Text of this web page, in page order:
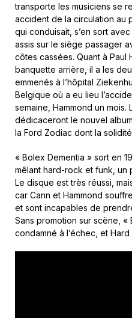
transporte les musiciens se
accident de la circulation au
qui conduisait, s’en sort
assis sur le siège passager
côtes cassées. Quant à Paul
banquette arrière, il a les
emmenés à l’hôpital
Belgique où a eu lieu
semaine, Hammond un mois.
dédicaceront le nouvel
la Ford Zodiac dont la
« Bolex Dementia » sort en
mêlant hard-rock et funk, un
Le disque est très réussi,
car Cann et Hammond
et sont incapables de
Sans promotion sur scène, «
condamné à l’échec, et